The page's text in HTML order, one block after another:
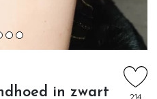
in zwart